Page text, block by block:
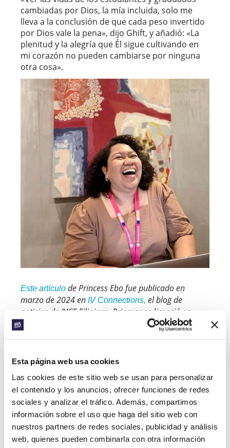
Esta página web usa cookies
Las cookies de este sitio web se usan para personalizar
el contenido y los anuncios, ofrecer funciones de redes
sociales y analizar el tráfico. Además, compartimos
información sobre el uso que haga del sitio web con
nuestros partners de redes sociales, publicidad y análisis
web, quienes pueden combinarla con otra información
cambiadas por Dios, la mía incluida, solo me
lleva a la conclusión de que cada peso invertido
por Dios vale la pena», dijo Ghift, y añadió: «La
plenitud y la alegría que Él sigue cultivando en
mi corazón no pueden cambiarse por ninguna
otra cosa».
Este artículo de Princess Ebo fue publicado en
marzo de 2024 en IV Connections, el blog de
noticias de IVCF Filipinas. Princess se licenció en
Comunicación de Masas y actualmente trabaja
como gestora de cuentas para un famoso servicio de
líder de estudios bíblicos en una sección
universitaria de IVCF y coordinadora de eventos
especiales locales de IVCF.
UNA PERSPECTIVA DEVOCIONAL DESDE
NIGERIA
Vida generosa: Tomar la iniciativa